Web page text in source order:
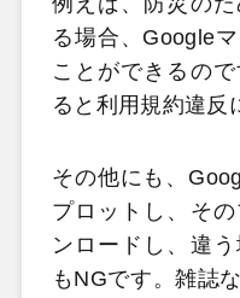
る場合、Google
ことができるの
ると利用規約違反
その他にも、
プロットし、そ
ンロードし、違
もNGです。雑誌